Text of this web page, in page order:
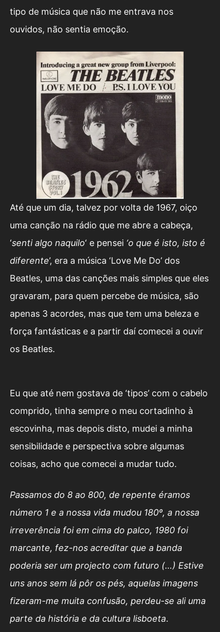
tipo de música que não me entrava nos
ouvidos, não sentia emoção.
Até que um dia, talvez por volta de 1967, oiço
uma canção na rádio que me abre a cabeça,
‘senti algo naquilo‘ e pensei ‘o que é isto, isto é
diferente’, era a música ‘Love Me Do’ dos
Beatles, uma das canções mais simples que eles
gravaram, para quem percebe de música, são
apenas 3 acordes, mas que tem uma beleza e
força fantásticas e a partir daí comecei a ouvir
os Beatles.
Eu que até nem gostava de ‘tipos’ com o cabelo
comprido, tinha sempre o meu cortadinho à
escovinha, mas depois disto, mudei a minha
sensibilidade e perspectiva sobre algumas
coisas, acho que comecei a mudar tudo.
Passamos do 8 ao 800, de repente éramos
número 1 e a nossa vida mudou 180º, a nossa
irreverência foi em cima do palco, 1980 foi
marcante, fez-nos acreditar que a banda
poderia ser um projecto com futuro (…) Estive
uns anos sem lá pôr os pés, aquelas imagens
fizeram-me muita confusão, perdeu-se ali uma
parte da história e da cultura lisboeta.